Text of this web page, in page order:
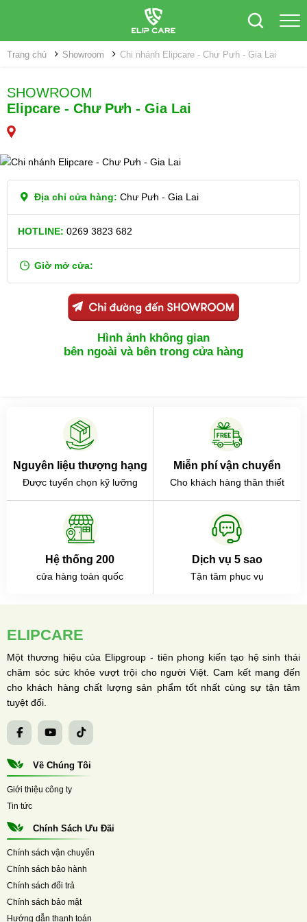
Trang chủ Showroom Chi nhánh Elipcare - Chư Pưh - Gia Lai
SHOWROOM
Elipcare - Chư Pưh - Gia Lai
Địa chỉ cửa hàng: Chư Pưh - Gia Lai
HOTLINE: 0269 3823 682
Giờ mở cửa:
Hình ảnh không gian
bên ngoài và bên trong cửa hàng
Nguyên liệu thượng hạng
Được tuyển chọn kỹ lưỡng
Miễn phí vận chuyển
Cho khách hàng thân thiết
Hệ thống 200
cửa hàng toàn quốc
Dịch vụ 5 sao
Tận tâm phục vụ
ELIPCARE
Một thương hiệu của Elipgroup - tiên phong kiến tạo hệ sinh thái
chăm sóc sức khỏe vượt trội cho người Việt. Cam kết mang đến
cho khách hàng chất lượng sản phẩm tốt nhất cùng sự tận tâm
tuyệt đối.
Về Chúng Tôi
Giới thiệu công ty
Tin tức
Chính Sách Ưu Đãi
Chính sách vận chuyển
Chính sách bảo hành
Chính sách đổi trả
Chính sách bảo mật
Hướng dẫn thanh toán